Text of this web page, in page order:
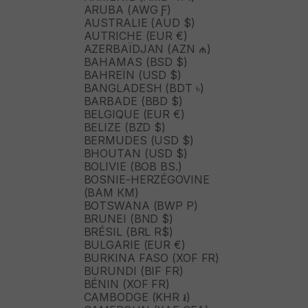
ARUBA (AWG Ƒ)
AUSTRALIE (AUD $)
AUTRICHE (EUR €)
AZERBAÏDJAN (AZN ₼)
BAHAMAS (BSD $)
BAHREÏN (USD $)
BANGLADESH (BDT ৳)
BARBADE (BBD $)
BELGIQUE (EUR €)
BELIZE (BZD $)
BERMUDES (USD $)
BHOUTAN (USD $)
BOLIVIE (BOB BS.)
BOSNIE-HERZÉGOVINE
(BAM КМ)
BOTSWANA (BWP P)
BRUNEI (BND $)
BRÉSIL (BRL R$)
BULGARIE (EUR €)
BURKINA FASO (XOF FR)
BURUNDI (BIF FR)
BÉNIN (XOF FR)
CAMBODGE (KHR ៛)